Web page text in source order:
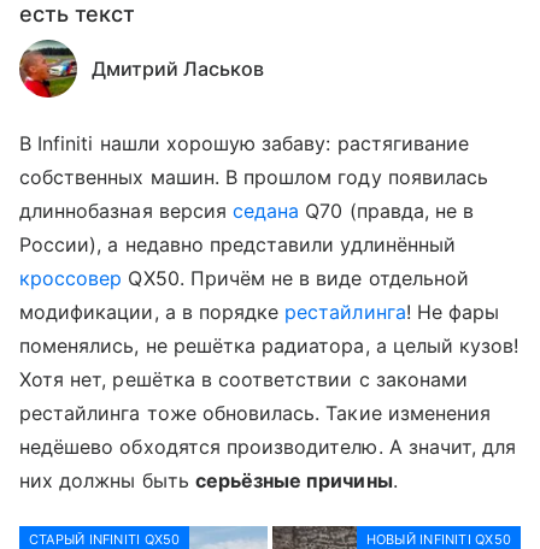
есть текст
Дмитрий Ласьков
В Infiniti нашли хорошую забаву: растягивание
собственных машин. В прошлом году появилась
длиннобазная версия седана Q70 (правда, не в
России), а недавно представили удлинённый
кроссовер QX50. Причём не в виде отдельной
модификации, а в порядке рестайлинга! Не фары
поменялись, не решётка радиатора, а целый кузов!
Хотя нет, решётка в соответствии с законами
рестайлинга тоже обновилась. Такие изменения
недёшево обходятся производителю. А значит, для
них должны быть серьёзные причины.
СТАРЫЙ INFINITI QX50 НОВЫЙ INFINITI QX50